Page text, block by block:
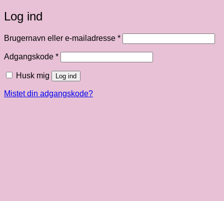
Log ind
Brugernavn eller e-mailadresse *Påkrævet
Adgangskode *Påkrævet
Husk mig Log ind
Mistet din adgangskode?